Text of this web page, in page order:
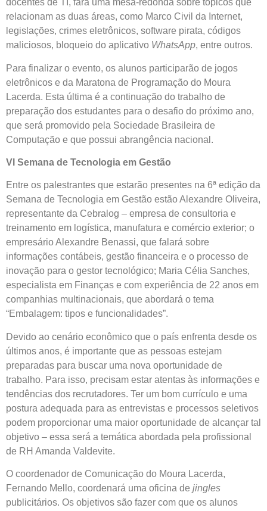
docentes de TI, fará uma mesa-redonda sobre tópicos que
relacionam as duas áreas, como Marco Civil da Internet,
legislações, crimes eletrônicos, software pirata, códigos
maliciosos, bloqueio do aplicativo WhatsApp, entre outros.
Para finalizar o evento, os alunos participarão de jogos
eletrônicos e da Maratona de Programação do Moura
Lacerda. Esta última é a continuação do trabalho de
preparação dos estudantes para o desafio do próximo ano,
que será promovido pela Sociedade Brasileira de
Computação e que possui abrangência nacional.
VI Semana de Tecnologia em Gestão
Entre os palestrantes que estarão presentes na 6ª edição da
Semana de Tecnologia em Gestão estão Alexandre Oliveira,
representante da Cebralog – empresa de consultoria e
treinamento em logística, manufatura e comércio exterior; o
empresário Alexandre Benassi, que falará sobre
informações contábeis, gestão financeira e o processo de
inovação para o gestor tecnológico; Maria Célia Sanches,
especialista em Finanças e com experiência de 22 anos em
companhias multinacionais, que abordará o tema
“Embalagem: tipos e funcionalidades”.
Devido ao cenário econômico que o país enfrenta desde os
últimos anos, é importante que as pessoas estejam
preparadas para buscar uma nova oportunidade de
trabalho. Para isso, precisam estar atentas às informações e
tendências dos recrutadores. Ter um bom currículo e uma
postura adequada para as entrevistas e processos seletivos
podem proporcionar uma maior oportunidade de alcançar tal
objetivo – essa será a temática abordada pela profissional
de RH Amanda Valdevite.
O coordenador de Comunicação do Moura Lacerda,
Fernando Mello, coordenará uma oficina de jingles
publicitários. Os objetivos são fazer com que os alunos